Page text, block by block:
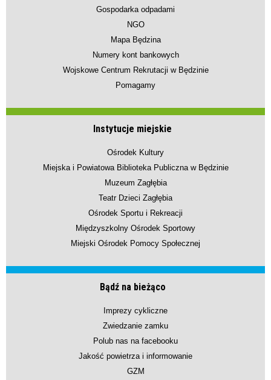
Gospodarka odpadami
NGO
Mapa Będzina
Numery kont bankowych
Wojskowe Centrum Rekrutacji w Będzinie
Pomagamy
Instytucje miejskie
Ośrodek Kultury
Miejska i Powiatowa Biblioteka Publiczna w Będzinie
Muzeum Zagłębia
Teatr Dzieci Zagłębia
Ośrodek Sportu i Rekreacji
Międzyszkolny Ośrodek Sportowy
Miejski Ośrodek Pomocy Społecznej
Bądź na bieżąco
Imprezy cykliczne
Zwiedzanie zamku
Polub nas na facebooku
Jakość powietrza i informowanie
GZM